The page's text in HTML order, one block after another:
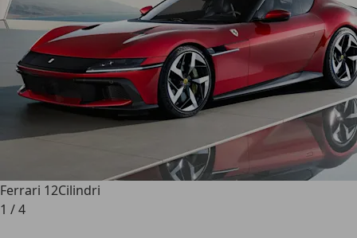
Ferrari 12Cilindri
1 /4